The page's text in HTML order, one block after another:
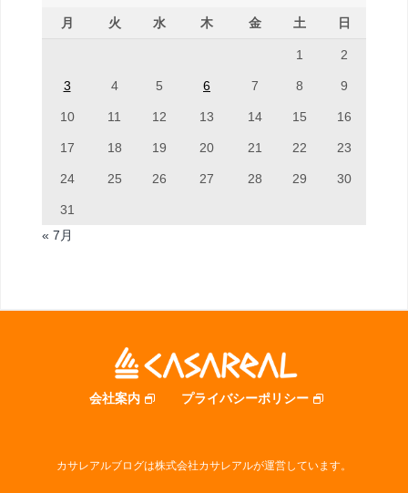
月 火 水 木 金 土 日
1 2
3 4 5 6 7 8 9
10 11 12 13 14 15 16
17 18 19 20 21 22 23
24 25 26 27 28 29 30
31
« 7月
会社案内 プライバシーポリシー
カサレアルブログは株式会社カサレアルが運営しています。